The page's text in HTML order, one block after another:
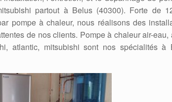
partout à Belus (40300). Forte de
pompe à chaleur, nous réalisons des
de nos clients. Pompe à chaleur air-eau,
atlantic, mitsubishi sont nos spécialités à